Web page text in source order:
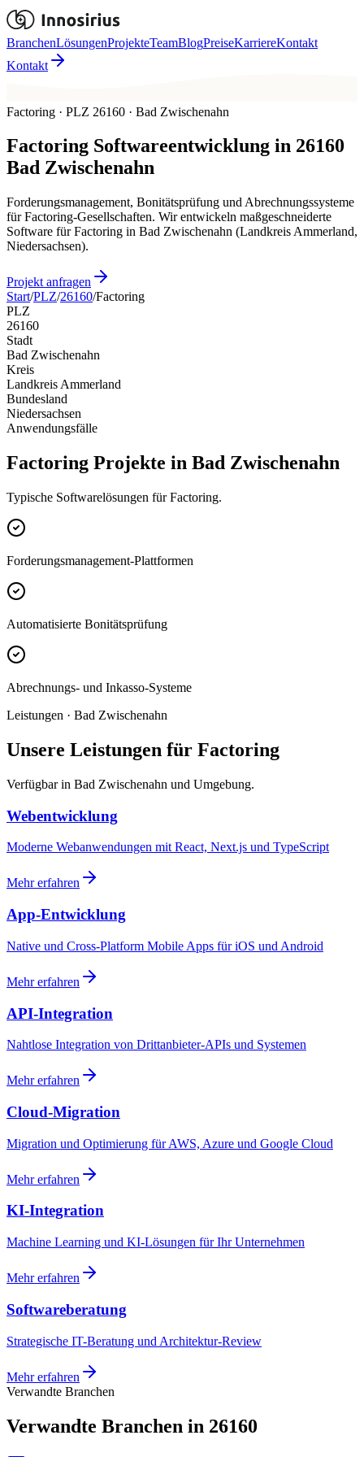
BranchenLösungenProjekteTeamBlogPreiseKarriereKontakt
Kontakt
Factoring · PLZ 26160 · Bad Zwischenahn
Factoring Softwareentwicklung in 26160
Bad Zwischenahn
Forderungsmanagement, Bonitätsprüfung und Abrechnungssysteme
für Factoring-Gesellschaften. Wir entwickeln maßgeschneiderte
Software für Factoring in Bad Zwischenahn (Landkreis Ammerland,
Niedersachsen).
Projekt anfragen
Start/PLZ/26160/Factoring
PLZ
26160
Stadt
Bad Zwischenahn
Kreis
Landkreis Ammerland
Bundesland
Niedersachsen
Anwendungsfälle
Factoring Projekte in Bad Zwischenahn
Typische Softwarelösungen für Factoring.
Forderungsmanagement-Plattformen
Automatisierte Bonitätsprüfung
Abrechnungs- und Inkasso-Systeme
Leistungen · Bad Zwischenahn
Unsere Leistungen für Factoring
Verfügbar in Bad Zwischenahn und Umgebung.
Webentwicklung
Moderne Webanwendungen mit React, Next.js und TypeScript
Mehr erfahren
App-Entwicklung
Native und Cross-Platform Mobile Apps für iOS und Android
Mehr erfahren
API-Integration
Nahtlose Integration von Drittanbieter-APIs und Systemen
Mehr erfahren
Cloud-Migration
Migration und Optimierung für AWS, Azure und Google Cloud
Mehr erfahren
KI-Integration
Machine Learning und KI-Lösungen für Ihr Unternehmen
Mehr erfahren
Softwareberatung
Strategische IT-Beratung und Architektur-Review
Mehr erfahren
Verwandte Branchen
Verwandte Branchen in 26160